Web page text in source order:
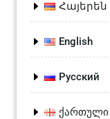
Հայերեն
English
Русский
ქართული